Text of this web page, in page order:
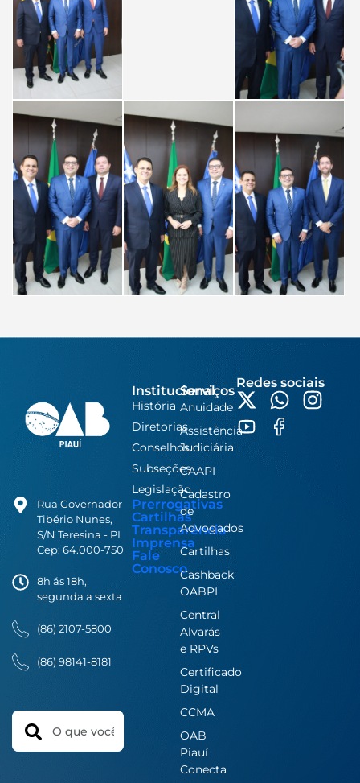
Rua Governador
Tibério Nunes,
S/N Teresina - PI
Cep: 64.000-750
8h ás 18h,
segunda a sexta
(86) 2107-5800
(86) 98141-8181
Search
Institucional
História
Diretorias
Conselhos
Subseções
Legislação
Prerrogativas
Cartilhas
Transparência
Imprensa
Fale
Conosco
Serviços
Anuidade
Assistência
Judiciária
CAAPI
Cadastro
de
Advogados
Cartilhas
Cashback
OABPI
Central
Alvarás
e RPVs
Certificado
Digital
CCMA
OAB
Piauí
Conecta
Redes sociais